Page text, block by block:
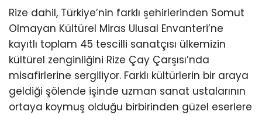
Rize dahil, Türkiye’nin farklı şehirlerinden Somut
Olmayan Kültürel Miras Ulusal Envanteri’ne
kayıtlı toplam 45 tescilli sanatçısı ülkemizin
kültürel zenginliğini Rize Çay Çarşısı’nda
misafirlerine sergiliyor. Farklı kültürlerin bir araya
geldiği şölende işinde uzman sanat ustalarının
ortaya koymuş olduğu birbirinden güzel eserlere